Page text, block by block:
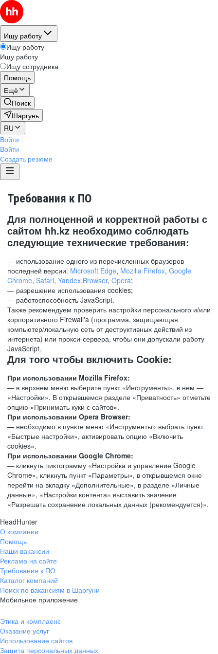
Ищу работу
Ищу работу
Ищу работу
Ищу сотрудника
Помощь
Ещё
Поиск
Шаргунь
RU
Войти
Войти
Создать резюме
Требования к ПО
Для полноценной и корректной работы с
сайтом hh.kz необходимо соблюдать
следующие технические требования:
— использование одного из перечисленных браузеров
последней версии: Microsoft Edge, Mozilla Firefox, Google
Chrome, Safari, Yandex.Browser, Opera;
— разрешение использования cookies;
— работоспособность JavaScript.
Также рекомендуем проверить настройки персонального и/или
корпоративного Firewall'a (программа, защищающая
компьютер/локальную сеть от деструктивных действий из
интернета) или прокси-сервера, чтобы они допускали работу
JavaScript.
Для того чтобы включить Cookie:
При использовании Mozilla Firefox:
— в верхнем меню выберите пункт «Инструменты», в нем —
«Настройки». В открывшемся разделе «Приватность» отметьте
опцию «Принимать куки с сайтов».
При использовании Opera Browser:
— необходимо в пункте меню «Инструменты» выбрать пункт
«Быстрые настройки», активировать опцию «Включить
cookies».
При использовании Google Chrome:
— кликнуть пиктограмму «Настройка и управление Google
Chrome», кликнуть пункт «Параметры», в открывшемся окне
перейти на вкладку «Дополнительные», в разделе «Личные
данные», «Настройки контента» выставить значение
«Разрешать сохранение локальных данных (рекомендуется)».
HeadHunter
О компании
Помощь
Наши вакансии
Реклама на сайте
Требования к ПО
Каталог компаний
Поиск по вакансиям в Шаргуни
Мобильное приложение
Этика и комплаенс
Оказание услуг
Использование сайтов
Защита персональных данных